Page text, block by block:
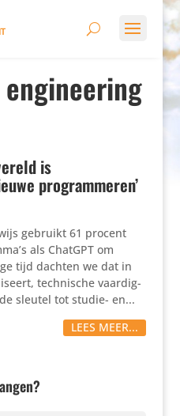
is
programmeren’
gebruikt 61 procent
als ChatGPT om
tijd dachten we dat in
tech­ni­sche vaar­dig­
sleutel tot studie- en...
LEES MEER...